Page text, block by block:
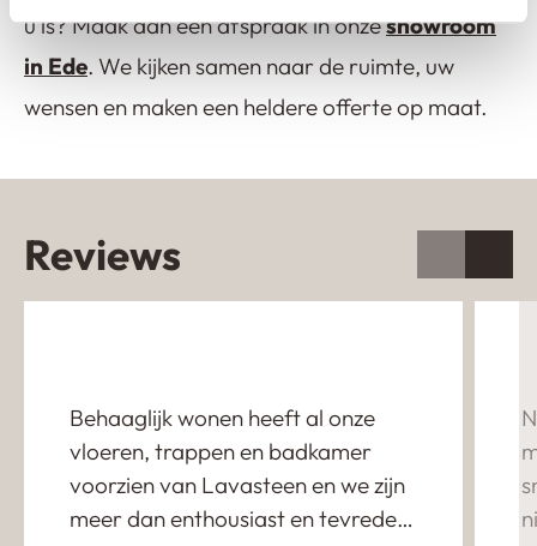
u is? Maak dan een afspraak in onzeshowroom
in Ede. We kijken samen naar de ruimte, uw
wensen en maken een heldere offerte op maat.
Reviews
Behaaglijk wonen heeft al onze
vloeren, trappen en badkamer
voorzien van Lavasteen en we zijn
meer dan enthousiast en tevreden